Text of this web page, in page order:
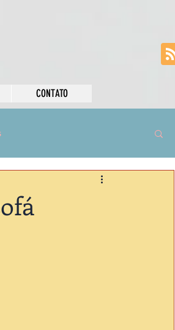
CONTATO